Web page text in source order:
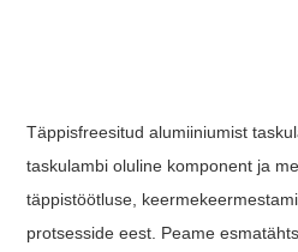
Täppisfreesitud alumiiniumist
taskulambi oluline komponent ja
täppistöötluse,
protsesside eest. Peame